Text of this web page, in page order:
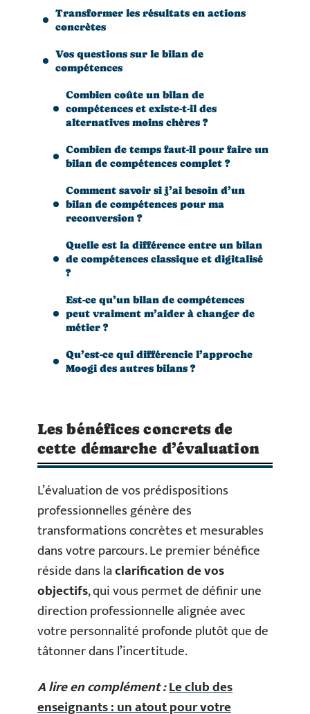
Transformer les résultats en actions
concrètes
Vos questions sur le bilan de
compétences
Combien coûte un bilan de
compétences et existe-t-il des
alternatives moins chères ?
Combien de temps faut-il pour faire un
bilan de compétences complet ?
Comment savoir si j’ai besoin d’un
bilan de compétences pour ma
reconversion ?
Quelle est la différence entre un bilan
de compétences classique et digitalisé
?
Est-ce qu’un bilan de compétences
peut vraiment m’aider à changer de
métier ?
Qu’est-ce qui différencie l’approche
Moogi des autres bilans ?
Les bénéfices concrets de
cette démarche d’évaluation
L’évaluation de vos prédispositions
professionnelles génère des
transformations concrètes et mesurables
dans votre parcours. Le premier bénéfice
réside dans laclarification de vos
objectifs, qui vous permet de définir une
direction professionnelle alignée avec
votre personnalité profonde plutôt que de
tâtonner dans l’incertitude.
A lire en complément :Le club des
enseignants : un atout pour votre